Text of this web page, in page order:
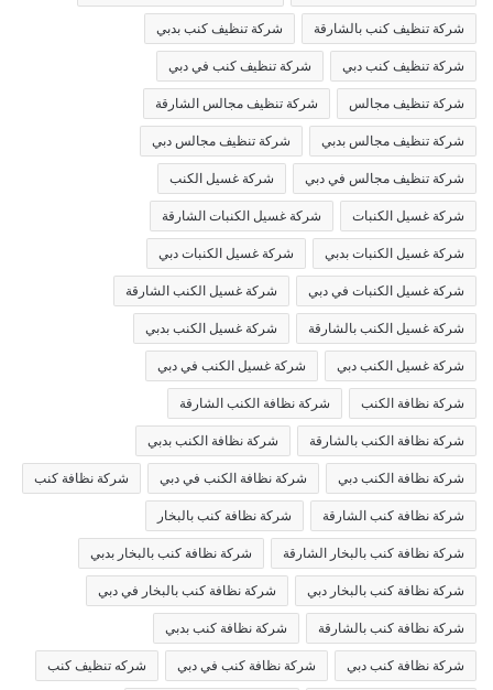
شركة تنظيف كنب بالشارقة شركة تنظيف كنب بدبي
شركة تنظيف كنب دبي شركة تنظيف كنب في دبي
شركة تنظيف مجالس شركة تنظيف مجالس الشارقة
شركة تنظيف مجالس بدبي شركة تنظيف مجالس دبي
شركة تنظيف مجالس في دبي شركة غسيل الكنب
شركة غسيل الكنبات شركة غسيل الكنبات الشارقة
شركة غسيل الكنبات بدبي شركة غسيل الكنبات دبي
شركة غسيل الكنبات في دبي شركة غسيل الكنب الشارقة
شركة غسيل الكنب بالشارقة شركة غسيل الكنب بدبي
شركة غسيل الكنب دبي شركة غسيل الكنب في دبي
شركة نظافة الكنب شركة نظافة الكنب الشارقة
شركة نظافة الكنب بالشارقة شركة نظافة الكنب بدبي
شركة نظافة الكنب دبي شركة نظافة الكنب في دبي شركة نظافة كنب
شركة نظافة كنب الشارقة شركة نظافة كنب بالبخار
شركة نظافة كنب بالبخار الشارقة شركة نظافة كنب بالبخار بدبي
شركة نظافة كنب بالبخار دبي شركة نظافة كنب بالبخار في دبي
شركة نظافة كنب بالشارقة شركة نظافة كنب بدبي
شركة نظافة كنب دبي شركة نظافة كنب في دبي شركه تنظيف كنب